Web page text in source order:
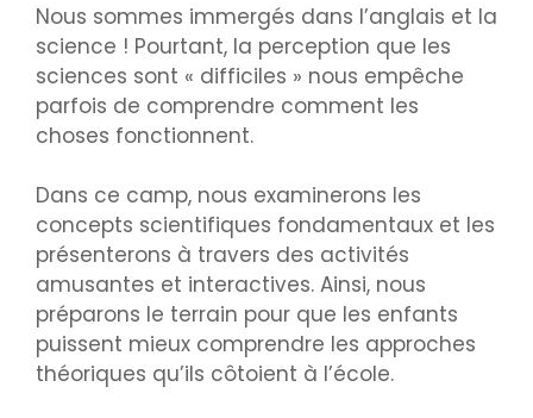
Nous sommes immergés dans l’anglais et la
science ! Pourtant, la perception que les
sciences sont « difficiles » nous empêche
parfois de comprendre comment les
choses fonctionnent.
Dans ce camp, nous examinerons les
concepts scientifiques fondamentaux et les
présenterons à travers des activités
amusantes et interactives. Ainsi, nous
préparons le terrain pour que les enfants
puissent mieux comprendre les approches
théoriques qu’ils côtoient à l’école.